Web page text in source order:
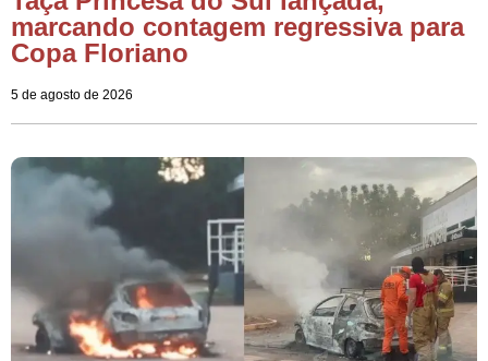
marcando contagem regressiva para
Copa Floriano
5 de agosto de 2026